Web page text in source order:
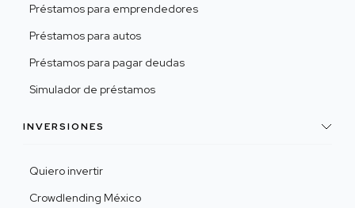
Préstamos para emprendedores
Préstamos para autos
Préstamos para pagar deudas
Simulador de préstamos
INVERSIONES
Quiero invertir
Crowdlending México